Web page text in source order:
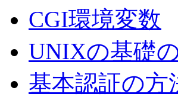
CGI環境変数
UNIXの基礎
基本認証の方